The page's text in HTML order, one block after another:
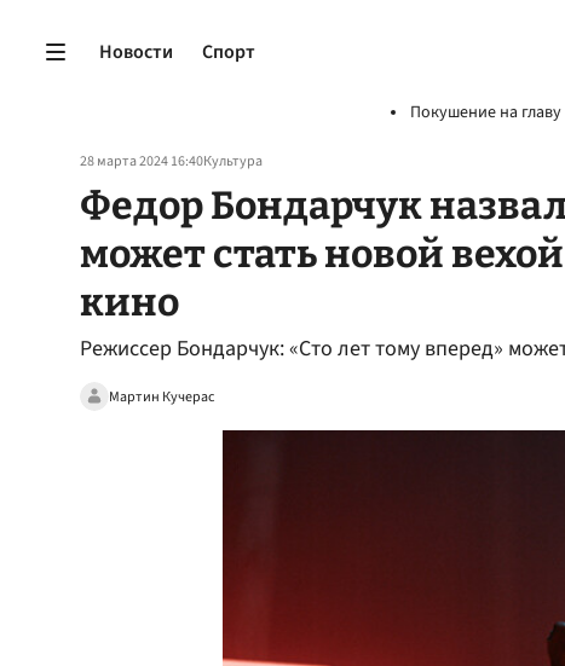
Новости Спорт
Покушение на
28 марта 2024 16:40Культура
Федор Бондарчук
может стать новой
кино
Режиссер Бондарчук: «Сто лет тому вперед»
Мартин Кучерас